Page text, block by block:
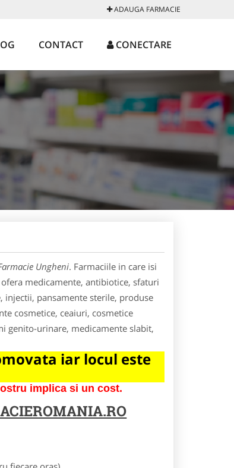
ADAUGA FARMACIE
CONTACT CONECTARE
Ungheni. Farmaciile in care isi
medicamente, antibiotice, sfaturi
injectii, pansamente sterile, produse
cosmetice, ceaiuri, cosmetice
genito-urinare, medicamente slabit,
iar locul este
implica si un cost.